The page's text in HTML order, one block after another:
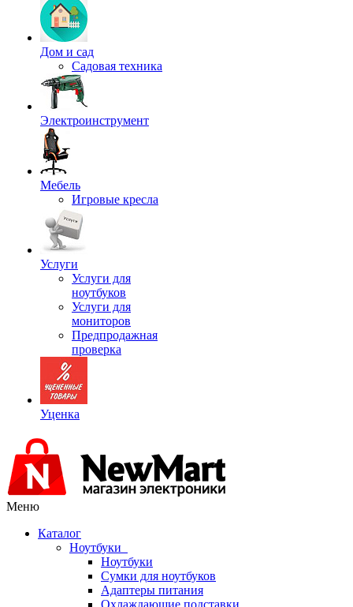
Дом и сад
Садовая техника
Электроинструмент
Мебель
Игровые кресла
Услуги
Услуги для
ноутбуков
Услуги для
мониторов
Предпродажная
проверка
Уценка
Меню
Каталог
Ноутбуки
Ноутбуки
Сумки для ноутбуков
Адаптеры питания
Охлаждающие подставки